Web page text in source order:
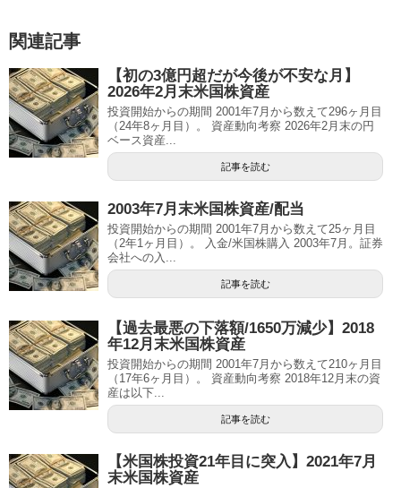
関連記事
【初の3億円超だが今後が不安な月】
2026年2月末米国株資産
投資開始からの期間 2001年7月から数えて296ヶ月目
（24年8ヶ月目）。 資産動向考察 2026年2月末の円
ベース資産...
記事を読む
2003年7月末米国株資産/配当
投資開始からの期間 2001年7月から数えて25ヶ月目
（2年1ヶ月目）。 入金/米国株購入 2003年7月。証券
会社への入...
記事を読む
【過去最悪の下落額/1650万減少】2018
年12月末米国株資産
投資開始からの期間 2001年7月から数えて210ヶ月目
（17年6ヶ月目）。 資産動向考察 2018年12月末の資
産は以下...
記事を読む
【米国株投資21年目に突入】2021年7月
末米国株資産